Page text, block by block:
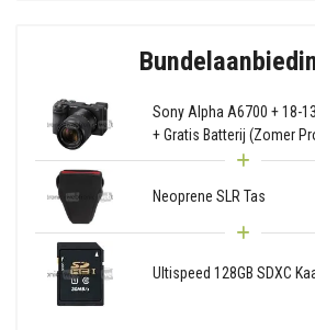
Sony Alpha A6700 + 18-
+ Gratis Batterij (Zomer
Neoprene SLR Tas
Ultispeed 128GB SDXC